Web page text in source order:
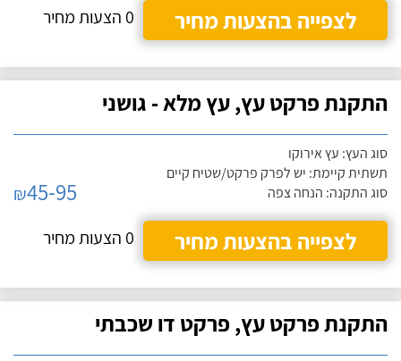
לצפייה בהצעות מחיר
0 הצעות מחיר
התקנת פרקט עץ, עץ מלא - גושני
סוג העץ: עץ אירוקו
תשתית קיימת: יש לפרק פרקט/שטיח קיים
סוג התקנה: הנחה צפה
₪45-95
לצפייה בהצעות מחיר
0 הצעות מחיר
התקנת פרקט עץ, פרקט דו שכבתי